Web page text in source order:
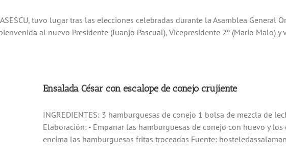
tuvo lugar tras las elecciones celebradas durante la Asamblea General
al nuevo Presidente (Juanjo Pascual), Vicepresidente 2º (Mario Malo)
Ensalada César con escalope de conejo crujiente
INGREDIENTES: 3 hamburguesas de conejo 1 bolsa de mezcla de
Elaboración: - Empanar las hamburguesas de conejo con huevo y
encima las hamburguesas fritas troceadas Fuente: